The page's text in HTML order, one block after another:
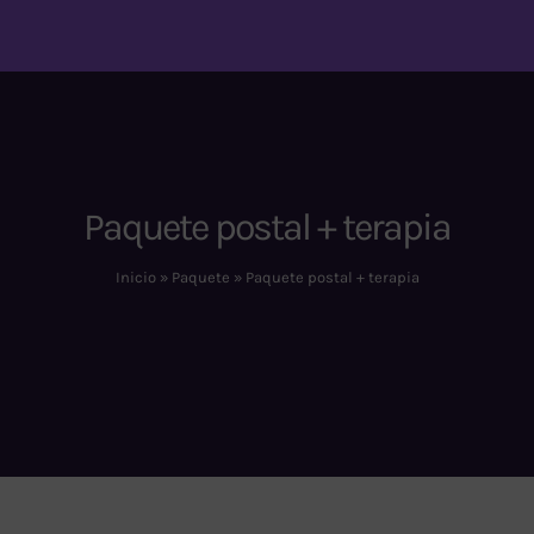
Paquete postal + terapia
Inicio» Paquete » Paquete postal + terapia